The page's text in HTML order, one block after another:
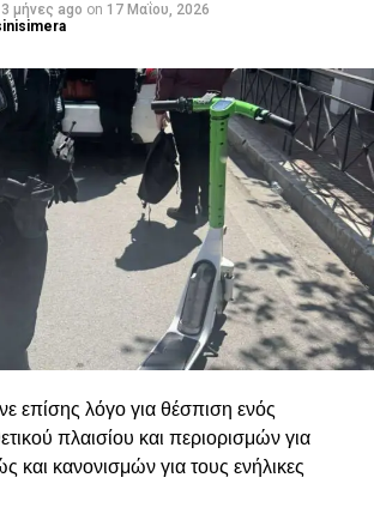
3 μήνες ago on 17 Μαΐου, 2026
επίσης λόγο για θέσπιση ενός
πλαισίου και περιορισμών για
και κανονισμών για τους ενήλικες